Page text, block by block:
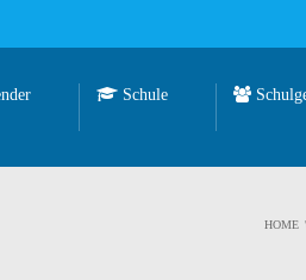
Schule
HOME